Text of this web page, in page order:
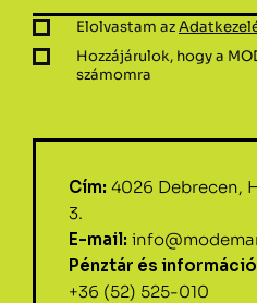
Elolvastam az
Hozzájárulok, hogy a
számomra
Cím: 4026 Debrecen,
3.
E-mail:
Pénztár és
+36 (52) 525-010